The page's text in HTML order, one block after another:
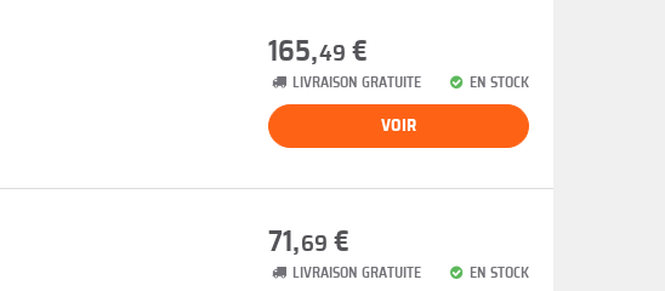
165,49 €
LIVRAISON GRATUITE EN STOCK
VOIR
71,69 €
LIVRAISON GRATUITE EN STOCK